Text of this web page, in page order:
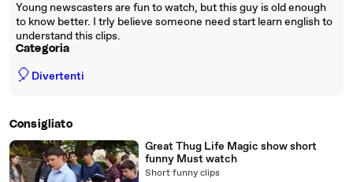
Young newscasters are fun to watch, but this guy is old enough
to know better. I trly believe someone need start learn english to
understand this clips.
Categoria
🎈 Divertenti
Consigliato
Great Thug Life Magic show short
funny Must watch
Short funny clips